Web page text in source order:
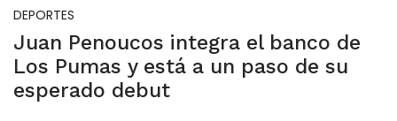
DEPORTES
Juan Penoucos integra el banco de
Los Pumas y está a un paso de su
esperado debut